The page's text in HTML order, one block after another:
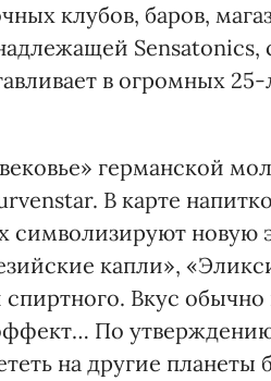
клубов, баров,
в огромных
германской
В карте
символизируют новую
капли»,
Вкус
По
на другие планеты